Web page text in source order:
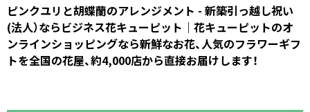
ピンクユリと胡蝶蘭のアレンジメント - 新築引っ越し祝い
(法人）ならビジネス花キューピット｜花キューピットのオ
ンラインショッピングなら新鮮なお花、人気のフラワーギフ
トを全国の花屋、約4,000店から直接お届けします！